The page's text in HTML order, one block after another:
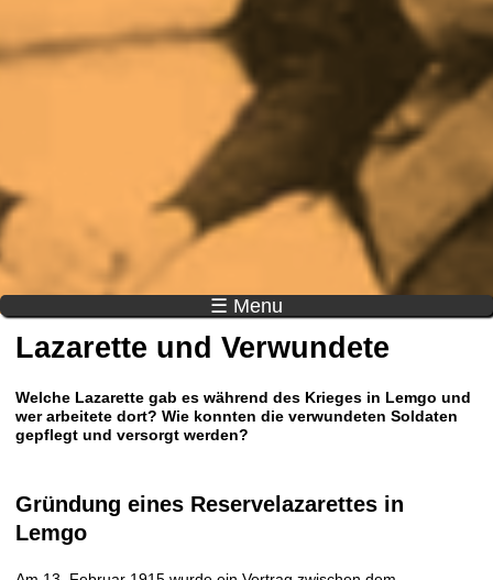
☰ Menu
Lazarette und Verwundete
Welche Lazarette gab es während des Krieges in Lemgo und
wer arbeitete dort? Wie konnten die verwundeten Soldaten
gepflegt und versorgt werden?
Gründung eines Reservelazarettes in
Lemgo